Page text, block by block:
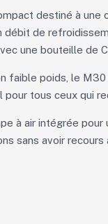
destiné à une
débit de
une bouteille de
faible poids, le
tous ceux qui
à air intégrée
sans avoir recours